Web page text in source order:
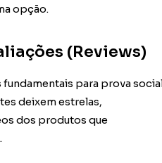
opção.
(Reviews)
fundamentais para prova
deixem estrelas,
dos produtos que